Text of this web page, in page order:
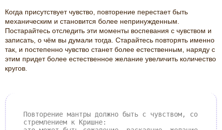
Когда присутствует чувство, повторение перестает быть
механическим и становится более непринужденным.
Постарайтесь отследить эти моменты воспевания с чувством и
записать, о чём вы думали тогда. Старайтесь повторять именно
так, и постепенно чувство станет более естественным, наряду с
этим придет более естественное желание увеличить количество
кругов.
Повторение мантры должно быть с чувством, со
стремлением к Кришне: